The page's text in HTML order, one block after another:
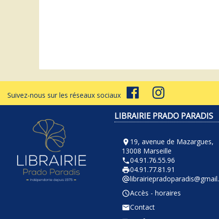
Suivez-nous sur les réseaux sociaux
LIBRAIRIE PRADO PARADIS
room 19, avenue de Mazargues,
13008 Marseille
phone04.91.76.55.96
local_printshop04.91.77.81.91
alternate_email
query_builderAccès - horaires
emailContact